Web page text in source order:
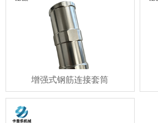
增强式钢筋连接套筒